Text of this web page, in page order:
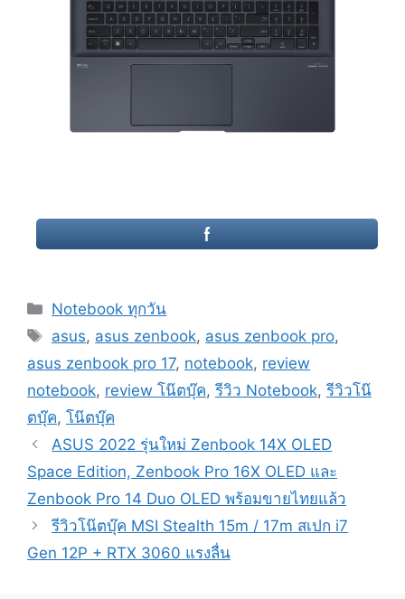
Categories
Notebook ทุกวัน
Tags
asus, asus zenbook, asus zenbook pro,
asus zenbook pro 17, notebook, review
notebook, review โน๊ตบุ๊ค,รีวิว Notebook,รีวิวโน๊
ตบุ๊ค, โน๊ตบุ๊ค
Post
navigation
ASUS 2022 รุ่นใหม่ Zenbook 14X OLED
Space Edition, Zenbook Pro 16X OLED และ
Zenbook Pro 14 Duo OLED พร้อมขายไทยแล้ว
รีวิวโน๊ตบุ๊ค MSI Stealth 15m / 17m สเปก i7
Gen 12P + RTX 3060 แรงลื่น